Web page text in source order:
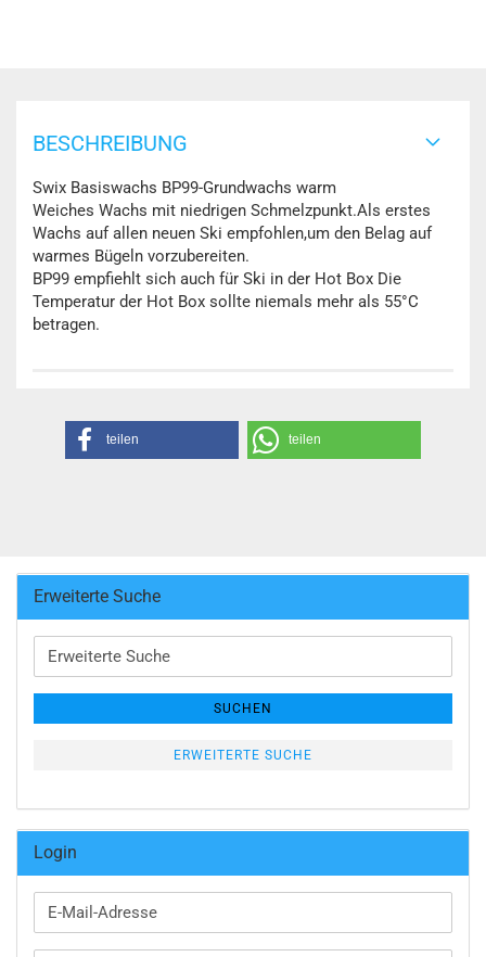
BESCHREIBUNG
Swix Basiswachs BP99-Grundwachs warm
Weiches Wachs mit niedrigen Schmelzpunkt.Als erstes
Wachs auf allen neuen Ski empfohlen,um den Belag auf
warmes Bügeln vorzubereiten.
BP99 empfiehlt sich auch für Ski in der Hot Box Die
Temperatur der Hot Box sollte niemals mehr als 55°C
betragen.
teilen teilen
Erweiterte Suche
Erweiterte
Suche
SUCHEN
ERWEITERTE SUCHE
Login
E-
Mail-